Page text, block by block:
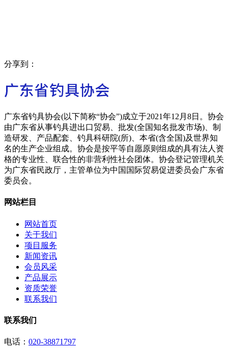
分享到：
广东省钓具协会(以下简称“协会”)成立于2021年12月8日。协会
由广东省从事钓具进出口贸易、批发(全国知名批发市场)、制
造研发、产品配套、钓具科研院(所)、本省(含全国)及世界知
名的生产企业组成。协会是按平等自愿原则组成的具有法人资
格的专业性、联合性的非营利性社会团体。协会登记管理机关
为广东省民政厅，主管单位为中国国际贸易促进委员会广东省
委员会。
网站栏目
网站首页
关于我们
项目服务
新闻资讯
会员风采
产品展示
资质荣誉
联系我们
联系我们
电话： 020-38871797